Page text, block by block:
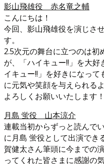
影山飛雄役 赤名竜之輔
こんにちは！
今回、影山飛雄役を演じさ
す。
2.5次元の舞台に立つのは
が、「ハイキュー!!」を大
イキュー!!」を好きになっ
に元気や笑顔を与えられる
よろしくお願いいたします！
月島 蛍役 山本涼介
連載当初からずっと読んで
に月島 蛍役として出演でき
賀健太さん筆頭に今までの
ってくれた皆さまに感謝の